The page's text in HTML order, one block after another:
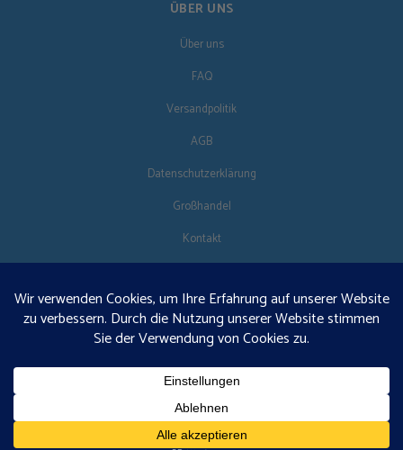
ÜBER UNS
Über uns
FAQ
Versandpolitik
AGB
Datenschutzerklärung
Großhandel
Kontakt
FOLG UNS
DE
€125 kostenloser Versand · © 2026 Orgonise Africa